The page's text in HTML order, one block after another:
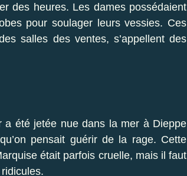
des heures. Les dames possédaient
pour soulager leurs vessies. Ces
salles des ventes, s’appellent des
a été jetée nue dans la mer à Dieppe
pensait guérir de la rage. Cette
était parfois cruelle, mais il faut